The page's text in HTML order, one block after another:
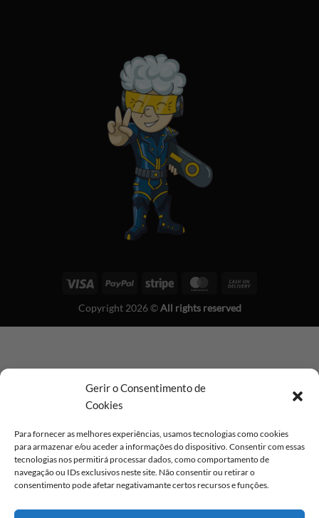
Gerir o Consentimento de
Cookies
Para fornecer as melhores experiências, usamos tecnologias como cookies
para armazenar e/ou aceder a informações do dispositivo. Consentir com essas
tecnologias nos permitirá processar dados, como comportamento de
navegação ou IDs exclusivos neste site. Não consentir ou retirar o
consentimento pode afetar negativamante certos recursos e funções.
Visa PayPal Stripe MasterCard
Copyright 2026 ©All rights reserved